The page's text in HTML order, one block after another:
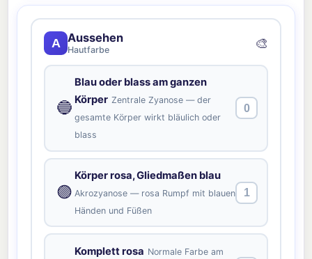
A Aussehen
Hautfarbe 🎨
🔵
Blau oder blass am ganzen
Körper Zentrale Zyanose — der
gesamte Körper wirkt bläulich oder
blass
0
🟣
Körper rosa, Gliedmaßen blau
Akrozyanose — rosa Rumpf mit blauen
Händen und Füßen
1
Komplett rosa Normale Farbe am